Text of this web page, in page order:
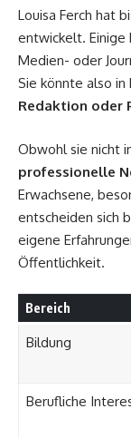
Louisa Ferch hat
entwickelt. Einige
Medien- oder
Sie könnte also in
Redaktion oder
Obwohl sie nicht
professionelle
Erwachsene,
entscheiden sich
eigene
Öffentlichkeit.
Bereich
Bildung
Berufliche